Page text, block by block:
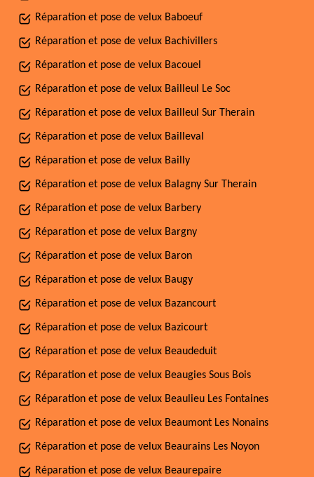
Réparation et pose de velux Baboeuf
Réparation et pose de velux Bachivillers
Réparation et pose de velux Bacouel
Réparation et pose de velux Bailleul Le Soc
Réparation et pose de velux Bailleul Sur Therain
Réparation et pose de velux Bailleval
Réparation et pose de velux Bailly
Réparation et pose de velux Balagny Sur Therain
Réparation et pose de velux Barbery
Réparation et pose de velux Bargny
Réparation et pose de velux Baron
Réparation et pose de velux Baugy
Réparation et pose de velux Bazancourt
Réparation et pose de velux Bazicourt
Réparation et pose de velux Beaudeduit
Réparation et pose de velux Beaugies Sous Bois
Réparation et pose de velux Beaulieu Les Fontaines
Réparation et pose de velux Beaumont Les Nonains
Réparation et pose de velux Beaurains Les Noyon
Réparation et pose de velux Beaurepaire